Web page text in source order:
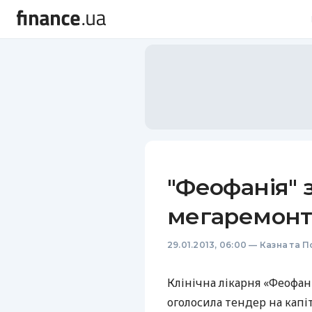
"Феофанія"
мегаремонт
29.01.2013, 06:00 — Казна та
Клінічна лікарня
оголосила тендер на